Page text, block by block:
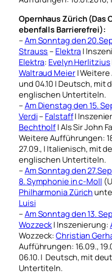
Opernhaus Zürich (Das
ebenfalls Barrierefrei):
–Am Sonntag den
Strauss – Elektra |
Elektra: Evelyn Herlitzius
Waltraud Meier| Weitere
und 04.10 | Deutsch, mit
englischen Untertiteln.
–Am Dienstag den 15.
Verdi– Falstaff|
Bechtholf| Als Sir John
Weitere Aufführungen:
27.09., | Italienisch, mit
englischen Untertiteln.
–Am Sonntag den
8. Symphonie in c-Moll
Philharmonia Zürich
Luisi
–Am Sonntag den 13.
Wozzeck| Inszenierung:
Wozzeck:Christian
Aufführungen: 16.09.,
06.10. | Deutsch, mit
Untertiteln.